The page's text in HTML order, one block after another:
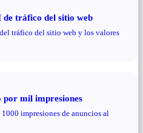
tráfico del sitio web
tráfico del sitio web y los valores
por mil impresiones
impresiones de anuncios al